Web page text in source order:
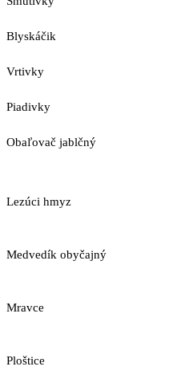
Blyskáčik
Vrtivky
Piadivky
Obaľovač jablčný
Lezúci hmyz
Medvedík obyčajný
Mravce
Ploštice